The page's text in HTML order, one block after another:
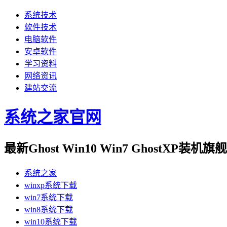
系统技术
软件技术
电脑软件
安卓软件
学习资料
网络资讯
建站交流
系统之家官网
最新Ghost Win10 Win7 GhostXP装机旗
系统之家
winxp系统下载
win7系统下载
win8系统下载
win10系统下载